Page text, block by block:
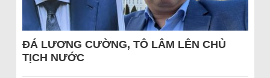
ĐÁ LƯƠNG CƯỜNG, TÔ LÂM LÊN CHỦ
TỊCH NƯỚC